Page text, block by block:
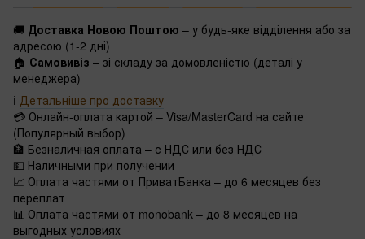
🚚 Доставка Новою Поштою – у будь-яке відділення або за
адресою (1-2 дні)
🏠 Самовивіз – зі складу за домовленістю (деталі у
менеджера)
ℹ️ Детальніше про доставку
💳 Онлайн-оплата картой – Visa/MasterCard на сайте
(Популярный выбор)
🏦 Безналичная оплата – с НДС или без НДС
💵 Наличными при получении
📈 Оплата частями от ПриватБанка – до 6 месяцев без
переплат
📊 Оплата частями от monobank – до 8 месяцев на
выгодных условиях